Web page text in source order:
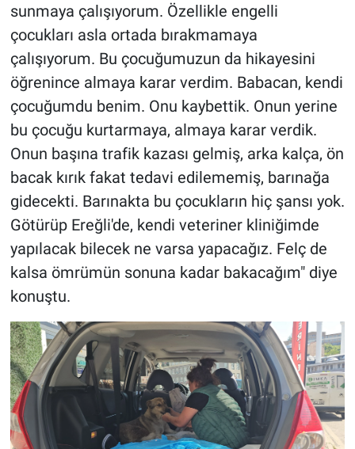
sunmaya çalışıyorum. Özellikle engelli
çocukları asla ortada bırakmamaya
çalışıyorum. Bu çocuğumuzun da hikayesini
öğrenince almaya karar verdim. Babacan, kendi
çocuğumdu benim. Onu kaybettik. Onun yerine
bu çocuğu kurtarmaya, almaya karar verdik.
Onun başına trafik kazası gelmiş, arka kalça, ön
bacak kırık fakat tedavi edilememiş, barınağa
gidecekti. Barınakta bu çocukların hiç şansı yok.
Götürüp Ereğli'de, kendi veteriner kliniğimde
yapılacak bilecek ne varsa yapacağız. Felç de
kalsa ömrümün sonuna kadar bakacağım" diye
konuştu.